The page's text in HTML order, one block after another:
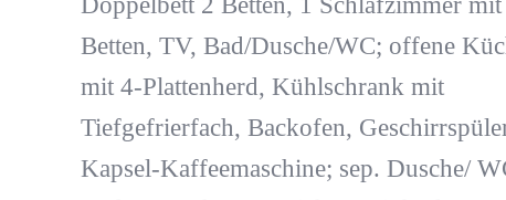
Betten, TV, Bad/Dusche/WC; offene
mit 4-Plattenherd, Kühlschrank mit
Tiefgefrierfach, Backofen,
Kapsel-Kaffeemaschine; sep. Dusche/